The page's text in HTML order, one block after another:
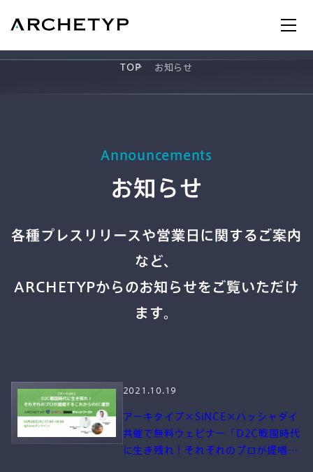
実装/開発
TOP お知らせ
Announcements
お知らせ
各種プレスリリースや営業日に関するご案内
など、
ARCHETYPからのお知らせをご覧いただけ
ます。
2021.10.19
アーキタイプ×SiNCE×ハッシャダイ
共催で無料ウェビナー「D2C戦国時代
に生き残れ！それぞれのプロが提唱す